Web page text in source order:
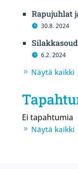
Rapujuhlat
30.8. 2024
6.2. 2024
Näytä kaikki
Ei tapahtumia
Näytä kaikki